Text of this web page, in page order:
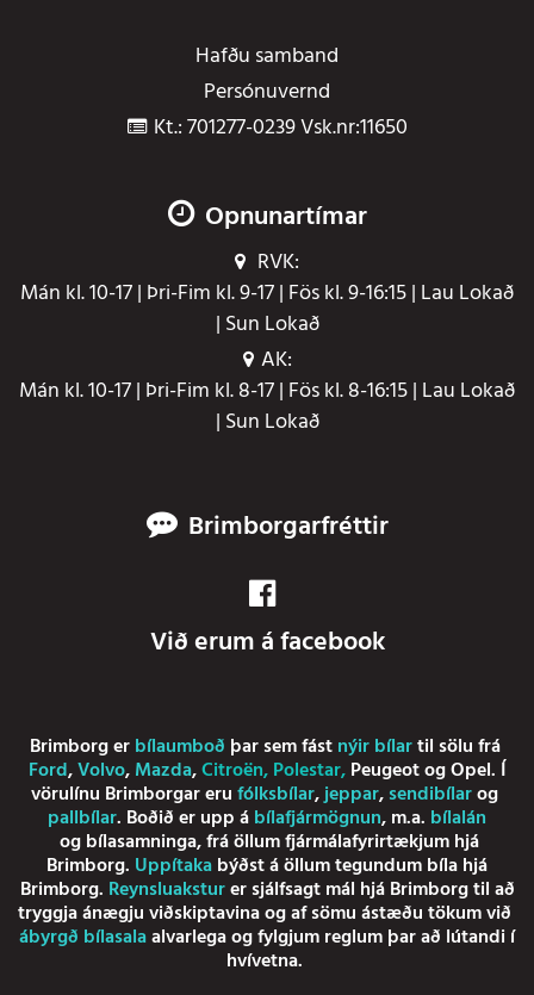
Hafðu samband
Persónuvernd
Kt.: 701277-0239 Vsk.nr:11650
Opnunartímar
RVK:
Mán kl. 10-17 | Þri-Fim kl. 9-17 | Fös kl. 9-16:15 | Lau Lokað
| Sun Lokað
AK:
Mán kl. 10-17 | Þri-Fim kl. 8-17 | Fös kl. 8-16:15 | Lau Lokað
| Sun Lokað
Brimborgarfréttir
Við erum á facebook
Brimborg erbílaumboð þar sem fástnýir bílartil sölu frá
Ford,Volvo,Mazda,Citroën,Polestar,PeugeotogOpel. Í
vörulínu Brimborgar erufólksbílar,jeppar,sendibílarog
pallbílar. Boðið er upp ábílafjármögnun, m.a. bílalán
ogbílasamninga, frá öllum fjármálafyrirtækjum hjá
Brimborg. Uppítakabýðst á öllum tegundum bíla hjá
Brimborg. Reynsluaksturer sjálfsagt mál hjá Brimborg til að
tryggja ánægju viðskiptavina og af sömu ástæðu tökum við
ábyrgð bílasalaalvarlega og fylgjum reglum þar að lútandi í
hvívetna.